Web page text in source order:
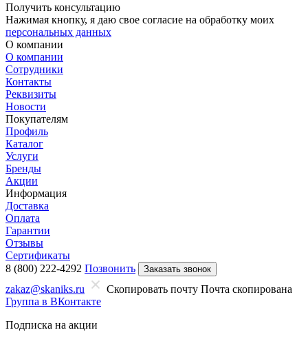
Получить консультацию
Нажимая кнопку, я даю свое согласие на обработку моих
персональных данных
О компании
О компании
Сотрудники
Контакты
Реквизиты
Новости
Покупателям
Профиль
Каталог
Услуги
Бренды
Акции
Информация
Доставка
Оплата
Гарантии
Отзывы
Сертификаты
8 (800) 222-4292 Позвонить Заказать звонок
zakaz@skaniks.ru Скопировать почту Почта скопирована
Группа в ВКонтакте
Подписка на акции